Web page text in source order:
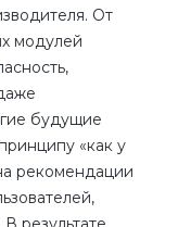
От
модулей
будущие
«как у
рекомендации